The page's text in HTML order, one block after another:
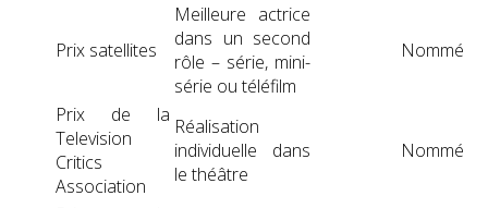
Prix ​​satellites
Meilleure actrice
dans un second
rôle – série, mini-
série ou téléfilm
Nommé
Prix ​​de la
Television
Critics
Association
Réalisation
individuelle dans
le théâtre
Nommé